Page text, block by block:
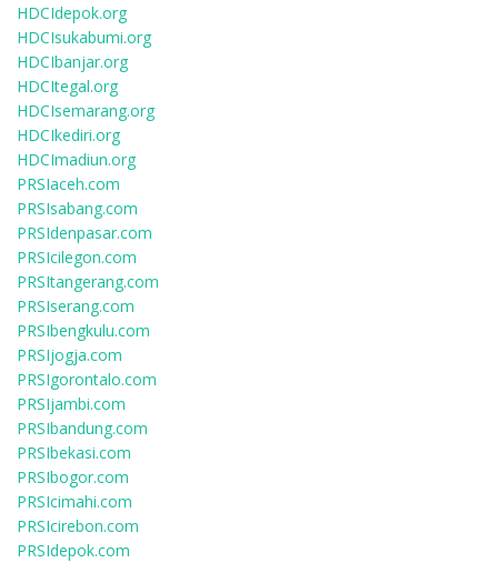
HDCIdepok.org
HDCIsukabumi.org
HDCIbanjar.org
HDCItegal.org
HDCIsemarang.org
HDCIkediri.org
HDCImadiun.org
PRSIaceh.com
PRSIsabang.com
PRSIdenpasar.com
PRSIcilegon.com
PRSItangerang.com
PRSIserang.com
PRSIbengkulu.com
PRSIjogja.com
PRSIgorontalo.com
PRSIjambi.com
PRSIbandung.com
PRSIbekasi.com
PRSIbogor.com
PRSIcimahi.com
PRSIcirebon.com
PRSIdepok.com